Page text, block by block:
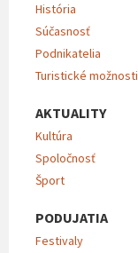
História
Súčasnosť
Podnikatelia
Turistické možnosti
AKTUALITY
Kultúra
Spoločnosť
Šport
PODUJATIA
Festivaly